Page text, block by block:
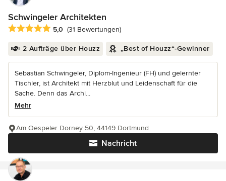
Schwingeler Architekten
Durchschnittliche Bewertung: 5 von 5 Sternen
5,0 (31 Bewertungen)
2 Aufträge über Houzz „Best of Houzz“-Gewinner
Sebastian Schwingeler, Diplom-Ingenieur (FH) und gelernter
Tischler, ist Architekt mit Herzblut und Leidenschaft für die
Sache. Denn das Archi...
Mehr
Nachricht
Am Oespeler Dorney 50, 44149 Dortmund